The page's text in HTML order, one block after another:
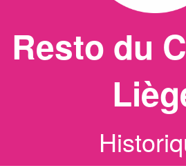
Resto du